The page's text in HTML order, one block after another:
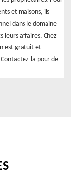
et maisons, ils
dans le domaine
leurs affaires. Chez
est gratuit et
la pour de